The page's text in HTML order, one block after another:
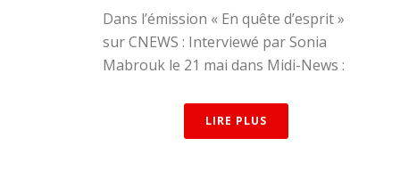
Dans l’émission « En quête d’esprit »
sur CNEWS : Interviewé par Sonia
Mabrouk le 21 mai dans Midi-News :
LIRE PLUS